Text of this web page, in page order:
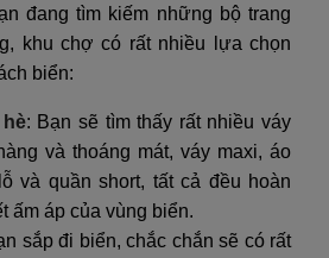
đang tìm kiếm những bộ trang
khu chợ có rất nhiều lựa chọn
biển:
: Bạn sẽ tìm thấy rất nhiều váy
và thoáng mát, váy maxi, áo
và quần short, tất cả đều hoàn
ấm áp của vùng biển.
sắp đi biển, chắc chắn sẽ có rất